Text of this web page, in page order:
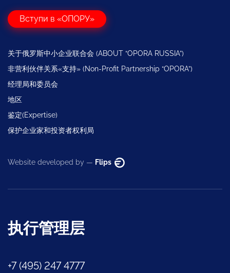
Вступи в «ОПОРУ»
关于俄罗斯中小企业联合会 (ABOUT “OPORA RUSSIA”)
非营利伙伴关系«支持» (Non-Profit Partnership “OPORA”)
经理局和委员会
地区
鉴定(Expertise)
保护企业家和投资者权利局
Website developed by — Flips
执行管理层
+7 (495) 247 4777